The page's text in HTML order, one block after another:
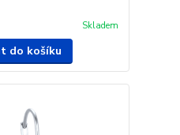
Skladem
do košíku